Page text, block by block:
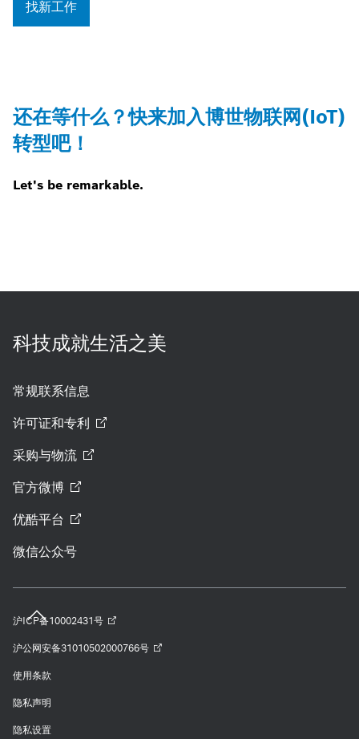
找新工作
还在等什么？快来加入博世物联网(IoT)
转型吧！
Let's be remarkable.
科技成就生活之美
常规联系信息
许可证和专利
采购与物流
官方微博
优酷平台
微信公众号
沪ICP备10002431号
沪公网安备31010502000766号
使用条款
隐私声明
隐私设置